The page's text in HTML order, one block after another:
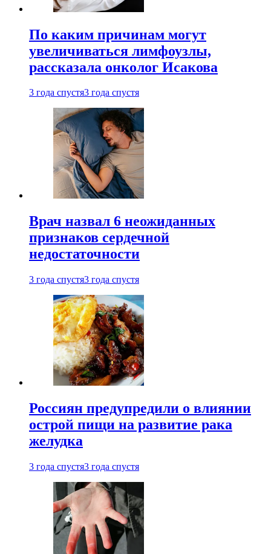
По каким причинам могут
увеличиваться лимфоузлы,
рассказала онколог Исакова
3 года спустя3 года спустя
Врач назвал 6 неожиданных
признаков сердечной
недостаточности
3 года спустя3 года спустя
Россиян предупредили о влиянии
острой пищи на развитие рака
желудка
3 года спустя3 года спустя